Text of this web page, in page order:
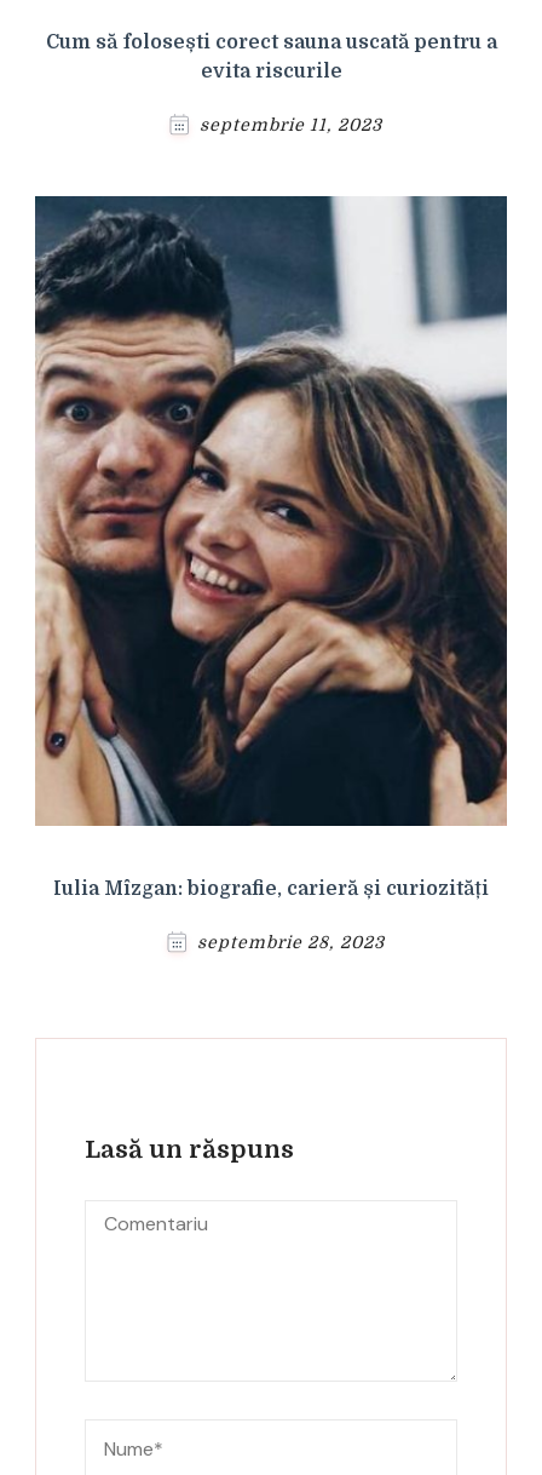
Cum să folosești corect sauna uscată pentru a
evita riscurile
septembrie 11, 2023
Iulia Mîzgan: biografie, carieră și curiozități
septembrie 28, 2023
Lasă un răspuns